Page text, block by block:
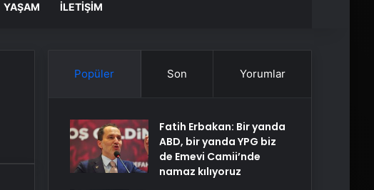
YAŞAM İLETIŞIM
Popüler Son Yorumlar
Fatih Erbakan: Bir yanda
ABD, bir yanda YPG biz
de Emevi Camii’nde
namaz kılıyoruz